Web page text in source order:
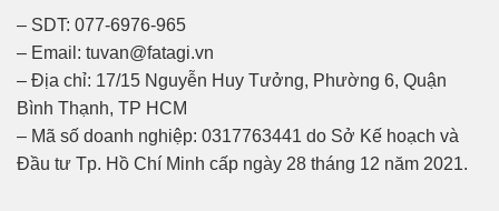
– SDT: 077-6976-965
– Email: tuvan@fatagi.vn
– Địa chỉ: 17/15 Nguyễn Huy Tưởng, Phường 6, Quận
Bình Thạnh, TP HCM
– Mã số doanh nghiệp: 0317763441 do Sở Kế hoạch và
Đầu tư Tp. Hồ Chí Minh cấp ngày 28 tháng 12 năm 2021.